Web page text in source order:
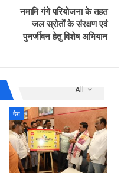
नमामि गंगे परियोजना के तहत
जल स्रोतों के संरक्षण एवं
पुनर्जीवन हेतु विशेष अभियान
All
देश